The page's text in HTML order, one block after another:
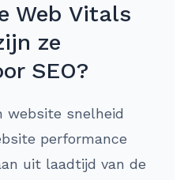
Web Vitals
ze
SEO?
website snelheid
performance
uit laadtijd van de